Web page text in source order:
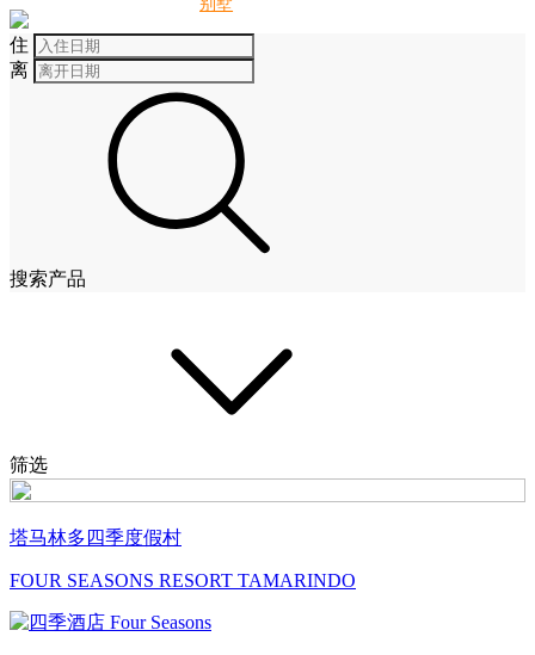
住
离
搜索产品
筛选
塔马林多四季度假村
FOUR SEASONS RESORT TAMARINDO